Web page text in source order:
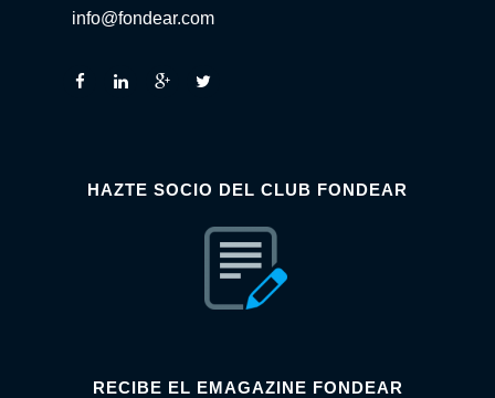
info@fondear.com
HAZTE SOCIO DEL CLUB FONDEAR
RECIBE EL EMAGAZINE FONDEAR